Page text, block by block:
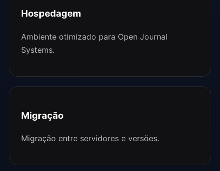
Hospedagem
Ambiente otimizado para Open Journal
Systems.
Migração
Migração entre servidores e versões.